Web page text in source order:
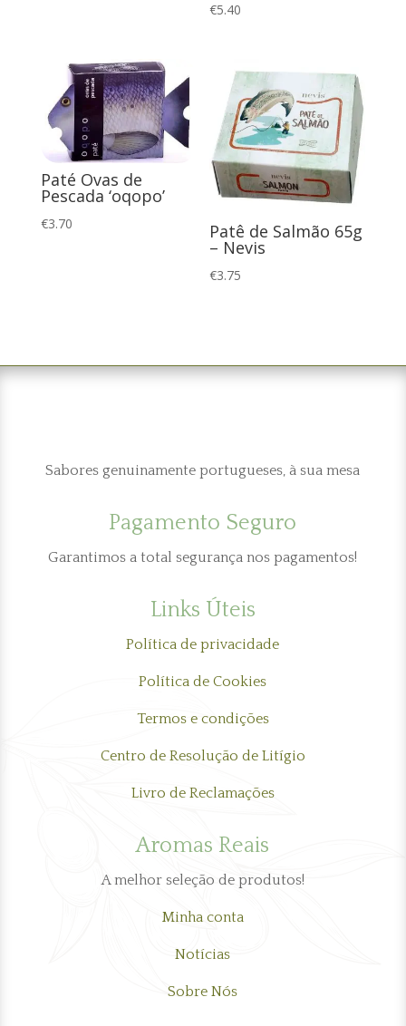
€5.40
Paté Ovas de
Pescada ‘oqopo’
€3.70 Patê de Salmão 65g
– Nevis
€3.75
Sabores genuinamente portugueses, à sua mesa
Pagamento Seguro
Garantimos a total segurança nos pagamentos!
Links Úteis
Política de privacidade
Política de Cookies
Termos e condições
Centro de Resolução de Litígio
Livro de Reclamações
Aromas Reais
A melhor seleção de produtos!
Minha conta
Notícias
Sobre Nós